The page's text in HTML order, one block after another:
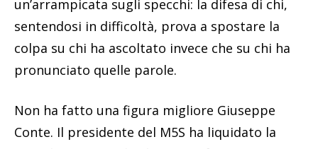
un’arrampicata sugli specchi: la difesa di chi,
sentendosi in difficoltà, prova a spostare la
colpa su chi ha ascoltato invece che su chi ha
pronunciato quelle parole.
Non ha fatto una figura migliore Giuseppe
Conte. Il presidente del M5S ha liquidato la